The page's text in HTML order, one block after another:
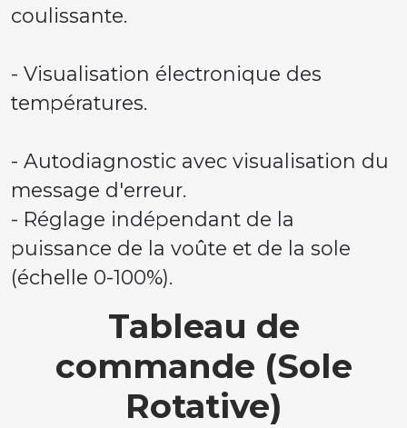
coulissante.
- Visualisation électronique des
températures.
- Autodiagnostic avec visualisation du
message d'erreur.
- Réglage indépendant de la
puissance de la voûte et de la sole
(échelle 0-100%).
Tableau de
commande (Sole
Rotative)